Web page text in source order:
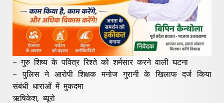
– गुरु शिष्य के पवित्र रिश्ते को शर्मसार करने वाली घटना
– पुलिस ने आरोपी शिक्षक मनोज गुरानी के खिलाफ दर्ज किया
संबंधी धाराओं में मुकदमा
ऋषिकेश, ब्यूरो